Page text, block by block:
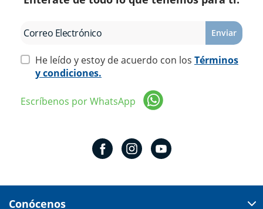
Enviar
He leído y estoy de acuerdo con los Términos
y condiciones.
Escríbenos por WhatsApp
Conócenos